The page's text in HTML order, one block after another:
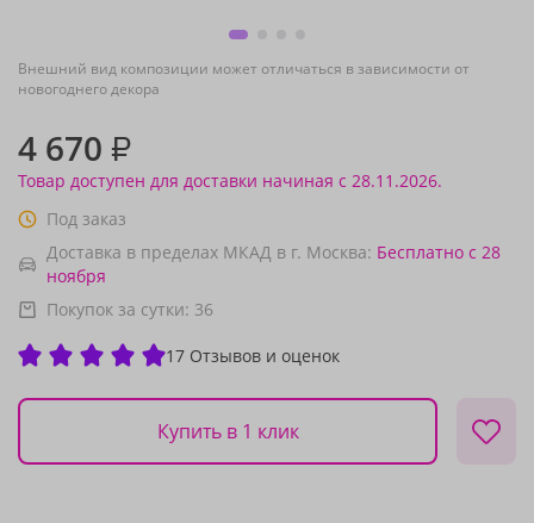
Внешний вид композиции может отличаться в зависимости от
новогоднего декора
4 670 ₽
Товар доступен для доставки начиная с 28.11.2026.
Под заказ
Доставка в пределах МКАД в г. Москва: Бесплатно с 28
ноября
Покупок за сутки: 36
17 Отзывов и оценок
Купить в 1 клик